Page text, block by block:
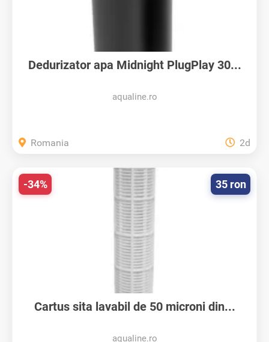
Dedurizator apa Midnight PlugPlay 30...
aqualine.ro
Romania 2d
Cartus sita lavabil de 50 microni din...
aqualine.ro
35 ron
-34%